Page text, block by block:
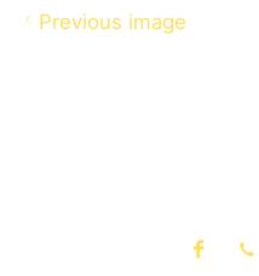
Previous image